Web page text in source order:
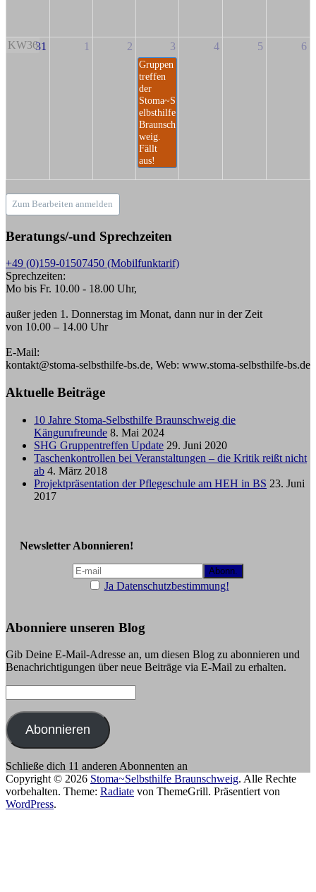
KW3631 1 2 3
Gruppen
treffen
der
Stoma~S
elbsthilfe
Braunsch
weig.
Fällt
aus!
4 5 6
Zum Bearbeiten anmelden
Beratungs/-und Sprechzeiten
+49 (0)159-01507450 (Mobilfunktarif)
Sprechzeiten:
Mo bis Fr. 10.00 - 18.00 Uhr,
außer jeden 1. Donnerstag im Monat, dann nur in der Zeit
von 10.00 – 14.00 Uhr
E-Mail:
kontakt@stoma-selbsthilfe-bs.de, Web: www.stoma-selbsthilfe-bs.de
Aktuelle Beiträge
10 Jahre Stoma-Selbsthilfe Braunschweig die
Kängurufreunde 8. Mai 2024
SHG Gruppentreffen Update 29. Juni 2020
Taschenkontrollen bei Veranstaltungen – die Kritik reißt nicht
ab 4. März 2018
Projektpräsentation der Pflegeschule am HEH in BS 23. Juni
2017
Newsletter Abonnieren!
Ja Datenschutzbestimmung!
Abonniere unseren Blog
Gib Deine E-Mail-Adresse an, um diesen Blog zu abonnieren und
Benachrichtigungen über neue Beiträge via E-Mail zu erhalten.
Mail-
Adresse:
Abonnieren
Schließe dich 11 anderen Abonnenten an
Copyright © 2026 Stoma~Selbsthilfe Braunschweig. Alle Rechte
vorbehalten. Theme: Radiate von ThemeGrill. Präsentiert von
WordPress.